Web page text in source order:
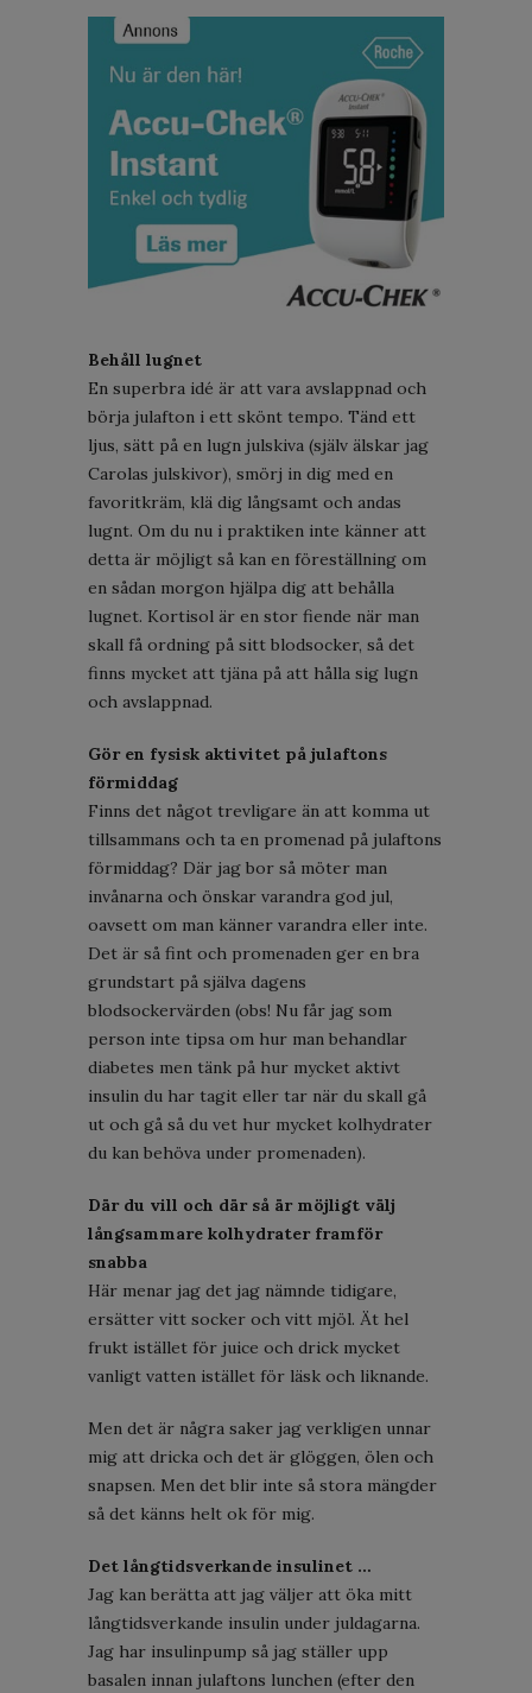
Behåll lugnet
En superbra idé är att vara avslappnad och
börja julafton i ett skönt tempo. Tänd ett
ljus, sätt på en lugn julskiva (själv älskar jag
Carolas julskivor), smörj in dig med en
favoritkräm, klä dig långsamt och andas
lugnt. Om du nu i praktiken inte känner att
detta är möjligt så kan en föreställning om
en sådan morgon hjälpa dig att behålla
lugnet. Kortisol är en stor fiende när man
skall få ordning på sitt blodsocker, så det
finns mycket att tjäna på att hålla sig lugn
och avslappnad.
Gör en fysisk aktivitet på julaftons
förmiddag
Finns det något trevligare än att komma ut
tillsammans och ta en promenad på julaftons
förmiddag? Där jag bor så möter man
invånarna och önskar varandra god jul,
oavsett om man känner varandra eller inte.
Det är så fint och promenaden ger en bra
grundstart på själva dagens
blodsockervärden (obs! Nu får jag som
person inte tipsa om hur man behandlar
diabetes men tänk på hur mycket aktivt
insulin du har tagit eller tar när du skall gå
ut och gå så du vet hur mycket kolhydrater
du kan behöva under promenaden).
Där du vill och där så är möjligt välj
långsammare kolhydrater framför
snabba
Här menar jag det jag nämnde tidigare,
ersätter vitt socker och vitt mjöl. Ät hel
frukt istället för juice och drick mycket
vanligt vatten istället för läsk och liknande.
Men det är några saker jag verkligen unnar
mig att dricka och det är glöggen, ölen och
snapsen. Men det blir inte så stora mängder
så det känns helt ok för mig.
Det långtidsverkande insulinet …
Jag kan berätta att jag väljer att öka mitt
långtidsverkande insulin under juldagarna.
Jag har insulinpump så jag ställer upp
basalen innan julaftons lunchen (efter den